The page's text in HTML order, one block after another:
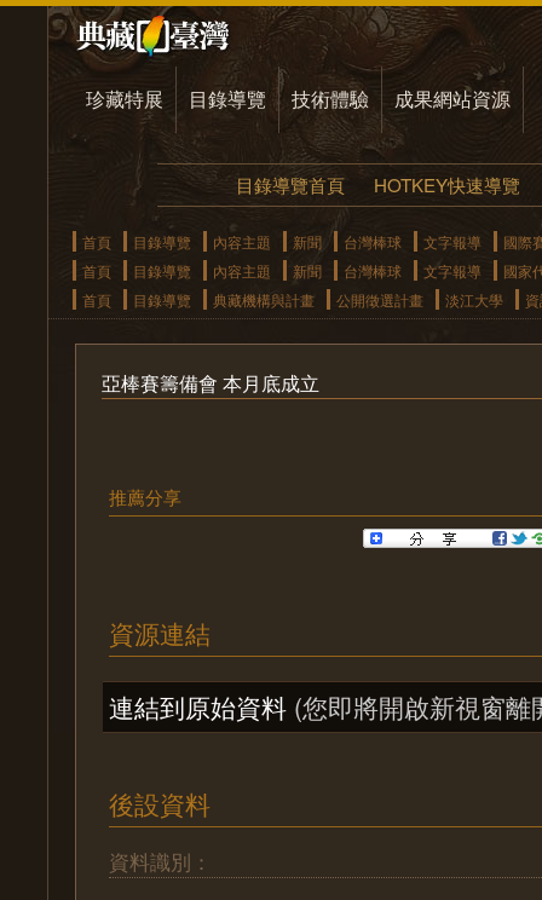
珍藏特展 目錄導覽 技術體驗 成果網站資源
目錄導覽首頁 HOTKEY快速導覽
首頁 目錄導覽 內容主題 新聞 台灣棒球 文字報導
國際
首頁
目錄導覽 內容主題 新聞 台灣棒球 文字報導
國家
首頁
目錄導覽 典藏機構與計畫 公開徵選計畫 淡江大學
亞棒賽籌備會 本月底成立
推薦分享
資源連結
連結到原始資料 (您即將開啟新視窗離
後設資料
資料識別：